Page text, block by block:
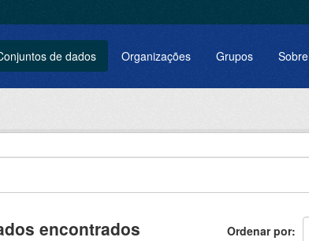
de dados Organizações Grupos Sobre
Ordenar por
encontrados